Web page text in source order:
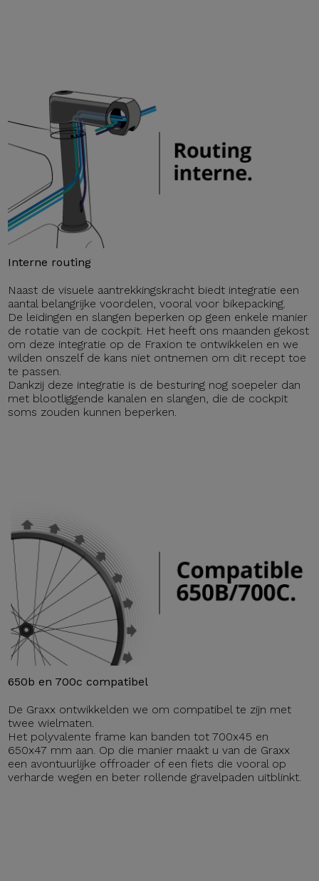
Interne routing
Naast de visuele aantrekkingskracht biedt integratie een
aantal belangrijke voordelen, vooral voor bikepacking.
De leidingen en slangen beperken op geen enkele manier
de rotatie van de cockpit. Het heeft ons maanden gekost
om deze integratie op de Fraxion te ontwikkelen en we
wilden onszelf de kans niet ontnemen om dit recept toe
te passen.
Dankzij deze integratie is de besturing nog soepeler dan
met blootliggende kanalen en slangen, die de cockpit
soms zouden kunnen beperken.
650b en 700c compatibel
De Graxx ontwikkelden we om compatibel te zijn met
twee wielmaten.
Het polyvalente frame kan banden tot 700x45 en
650x47 mm aan. Op die manier maakt u van de Graxx
een avontuurlijke offroader of een fiets die vooral op
verharde wegen en beter rollende gravelpaden uitblinkt.